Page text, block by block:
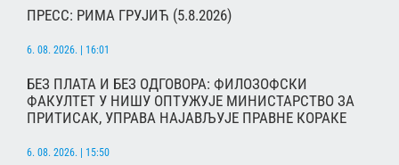
ПРЕСС: РИМА ГРУЈИЋ (5.8.2026)
6. 08. 2026. | 16:01
БЕЗ ПЛАТА И БЕЗ ОДГОВОРА: ФИЛОЗОФСКИ
ФАКУЛТЕТ У НИШУ ОПТУЖУЈЕ МИНИСТАРСТВО ЗА
ПРИТИСАК, УПРАВА НАЈАВЉУЈЕ ПРАВНЕ КОРАКЕ
6. 08. 2026. | 15:50